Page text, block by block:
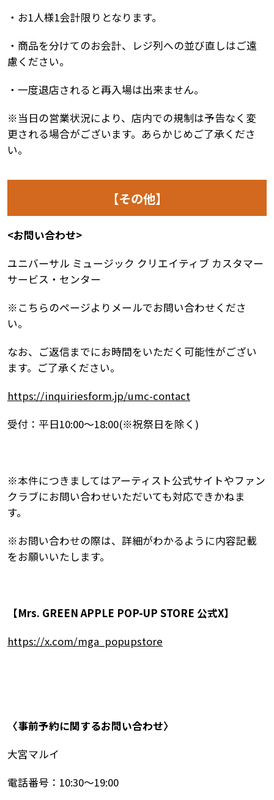
・お1人様1会計限りとなります。
・商品を分けてのお会計、レジ列への並び直しはご遠
慮ください。
・一度退店されると再入場は出来ません。
※当日の営業状況により、店内での規制は予告なく変
更される場合がございます。あらかじめご了承くださ
い。
【その他】
<お問い合わせ>
ユニバーサル ミュージック クリエイティブ カスタマー
サービス・センター
※こちらのページよりメールでお問い合わせくださ
い。
なお、ご返信までにお時間をいただく可能性がござい
ます。ご了承ください。
https://inquiriesform.jp/umc-contact
受付：平日10:00～18:00(※祝祭日を除く)
※本件につきましてはアーティスト公式サイトやファン
クラブにお問い合わせいただいても対応できかねま
す。
※お問い合わせの際は、詳細がわかるように内容記載
をお願いいたします。
【Mrs. GREEN APPLE POP-UP STORE 公式X】
https://x.com/mga_popupstore
〈事前予約に関するお問い合わせ〉
大宮マルイ
電話番号：10:30～19:00